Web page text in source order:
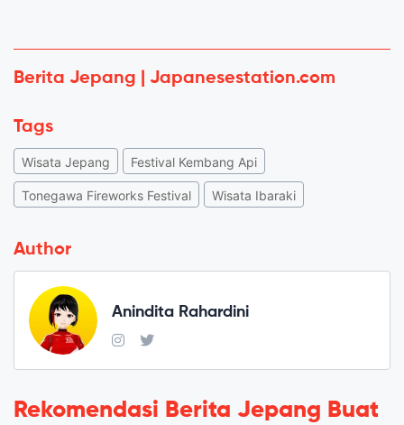
Berita Jepang | Japanesestation.com
Tags
Wisata Jepang Festival Kembang Api
Tonegawa Fireworks Festival Wisata Ibaraki
Author
Anindita Rahardini
Rekomendasi Berita Jepang Buat